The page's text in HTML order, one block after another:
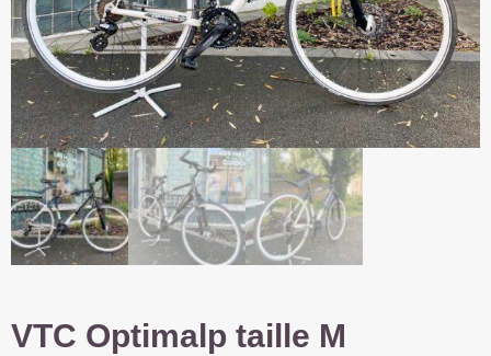
VTC Optimalp taille M